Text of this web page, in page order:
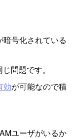
号化されている
問題です。
効が可能なので積
ユーザがいるか